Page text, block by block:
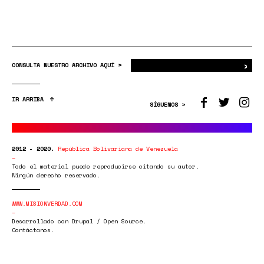
CONSULTA NUESTRO ARCHIVO AQUÍ > ›
IR ARRIBA
SÍGUENOS >
2012 - 2020. República Bolivariana de Venezuela
Todo el material puede reproducirse citando su autor.
Ningún derecho reservado.
WWW.MISIONVERDAD.COM
Desarrollado con Drupal / Open Source.
Contáctanos.